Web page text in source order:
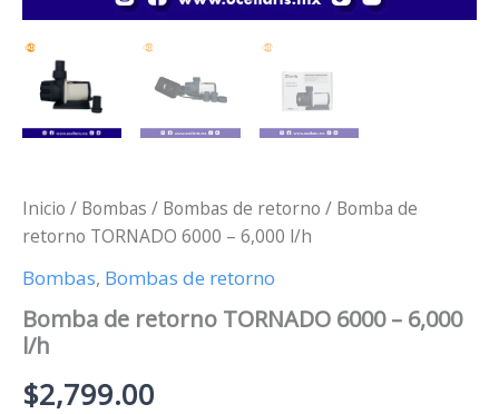
Inicio / Bombas / Bombas de retorno / Bomba de
retorno TORNADO 6000 – 6,000 l/h
Bombas, Bombas de retorno
Bomba de retorno TORNADO 6000 – 6,000
l/h
$2,799.00